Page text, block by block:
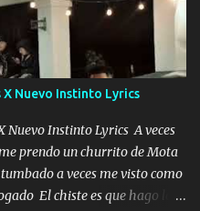
X Nuevo Instinto Lyrics
Nuevo Instinto Lyrics A veces
prendo un churrito de Mota
a veces me visto como
El chiste es que hago lo